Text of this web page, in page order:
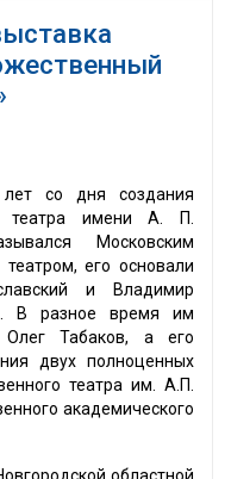
со дня создания
театра имени А. П.
Московским
его основали
и Владимир
В разное время им
Табаков, а его
двух полноценных
театра им. А.П.
академического